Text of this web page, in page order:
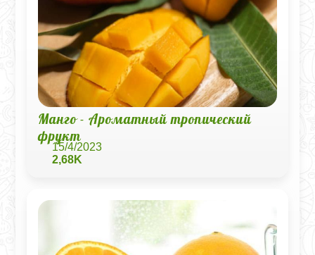
Манго - Ароматный тропический
фрукт
15/4/2023
2,68K